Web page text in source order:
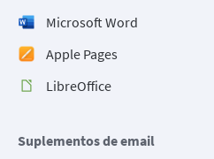
Microsoft Word
Apple Pages
LibreOffice
Suplementos de email